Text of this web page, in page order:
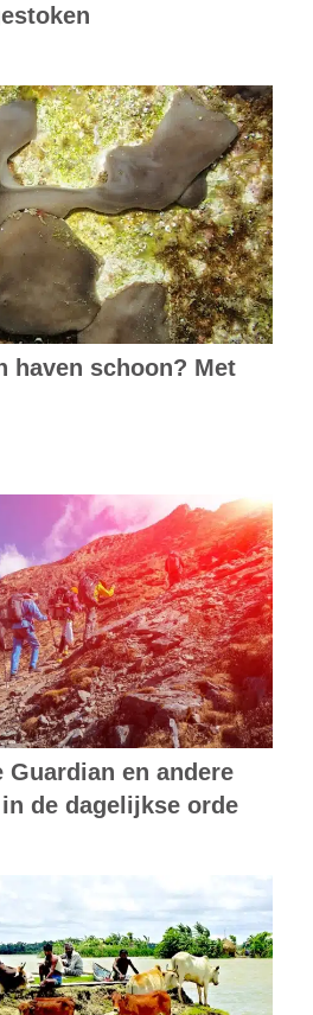
haven schoon? Met
Guardian en andere
de dagelijkse orde